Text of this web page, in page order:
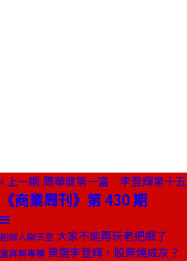
上一期 周華健第一富 李登輝第十五
《商業周刊》第 430 期
創辦人聊天室 大家不能再玩老把戲了
童再興專欄 票選李登輝，股票燒成灰？